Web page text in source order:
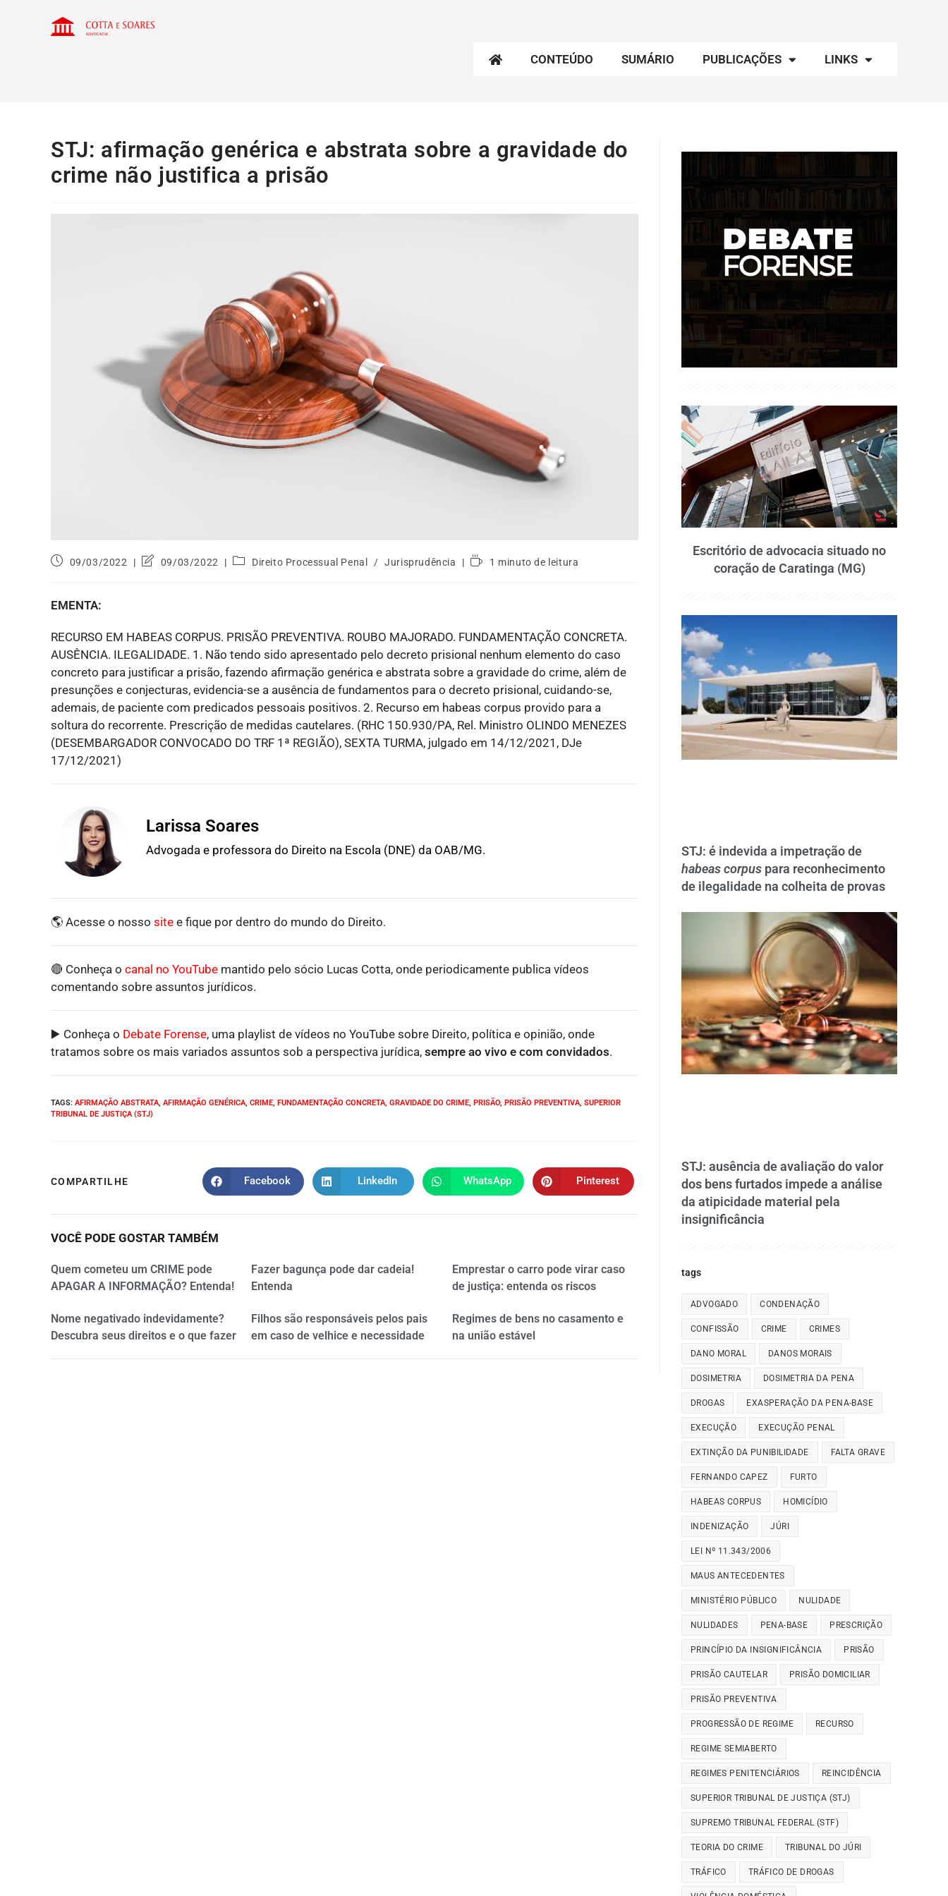
CONTEÚDO SUMÁRIO PUBLICAÇÕES LINKS
STJ: afirmação genérica e abstrata sobre a gravidade do
crime não justifica a prisão
09/03/2022 09/03/2022 Direito Processual Penal / Jurisprudência 1 minuto de leitura
EMENTA:
RECURSO EM HABEAS CORPUS. PRISÃO PREVENTIVA. ROUBO MAJORADO. FUNDAMENTAÇÃO CONCRETA.
AUSÊNCIA. ILEGALIDADE. 1. Não tendo sido apresentado pelo decreto prisional nenhum elemento do caso
concreto para justificar a prisão, fazendo afirmação genérica e abstrata sobre a gravidade do crime, além de
presunções e conjecturas, evidencia-se a ausência de fundamentos para o decreto prisional, cuidando-se,
ademais, de paciente com predicados pessoais positivos. 2. Recurso em habeas corpus provido para a
soltura do recorrente. Prescrição de medidas cautelares. (RHC 150.930/PA, Rel. Ministro OLINDO MENEZES
(DESEMBARGADOR CONVOCADO DO TRF 1ª REGIÃO), SEXTA TURMA, julgado em 14/12/2021, DJe
17/12/2021)
Larissa Soares
Advogada e professora do Direito na Escola (DNE) da OAB/MG.
🌎 Acesse o nosso site e fique por dentro do mundo do Direito.
🔴 Conheça o canal no YouTube mantido pelo sócio Lucas Cotta, onde periodicamente publica vídeos
comentando sobre assuntos jurídicos.
▶️ Conheça o Debate Forense, uma playlist de vídeos no YouTube sobre Direito, política e opinião, onde
tratamos sobre os mais variados assuntos sob a perspectiva jurídica, sempre ao vivo e com convidados.
TAGS: AFIRMAÇÃO ABSTRATA, AFIRMAÇÃO GENÉRICA, CRIME, FUNDAMENTAÇÃO CONCRETA, GRAVIDADE DO CRIME, PRISÃO, PRISÃO PREVENTIVA, SUPERIOR
TRIBUNAL DE JUSTIÇA (STJ)
COMPARTILHE Facebook LinkedIn WhatsApp Pinterest
VOCÊ PODE GOSTAR TAMBÉM
Quem cometeu um CRIME pode
APAGAR A INFORMAÇÃO? Entenda!
Fazer bagunça pode dar cadeia!
Entenda
Emprestar o carro pode virar caso
de justiça: entenda os riscos
Nome negativado indevidamente?
Descubra seus direitos e o que fazer
Filhos são responsáveis pelos pais
em caso de velhice e necessidade
Regimes de bens no casamento e
na união estável
Escritório de advocacia situado no
coração de Caratinga (MG)
STJ: é indevida a impetração de
habeas corpus para reconhecimento
de ilegalidade na colheita de provas
STJ: ausência de avaliação do valor
dos bens furtados impede a análise
da atipicidade material pela
insignificância
tags
ADVOGADO CONDENAÇÃO
CONFISSÃO CRIME CRIMES
DANO MORAL DANOS MORAIS
DOSIMETRIA DOSIMETRIA DA PENA
DROGAS EXASPERAÇÃO DA PENA-BASE
EXECUÇÃO EXECUÇÃO PENAL
EXTINÇÃO DA PUNIBILIDADE FALTA GRAVE
FERNANDO CAPEZ FURTO
HABEAS CORPUS HOMICÍDIO
INDENIZAÇÃO JÚRI
LEI Nº 11.343/2006
MAUS ANTECEDENTES
MINISTÉRIO PÚBLICO NULIDADE
NULIDADES PENA-BASE PRESCRIÇÃO
PRINCÍPIO DA INSIGNIFICÂNCIA PRISÃO
PRISÃO CAUTELAR PRISÃO DOMICILIAR
PRISÃO PREVENTIVA
PROGRESSÃO DE REGIME RECURSO
REGIME SEMIABERTO
REGIMES PENITENCIÁRIOS REINCIDÊNCIA
SUPERIOR TRIBUNAL DE JUSTIÇA (STJ)
SUPREMO TRIBUNAL FEDERAL (STF)
TEORIA DO CRIME TRIBUNAL DO JÚRI
TRÁFICO TRÁFICO DE DROGAS